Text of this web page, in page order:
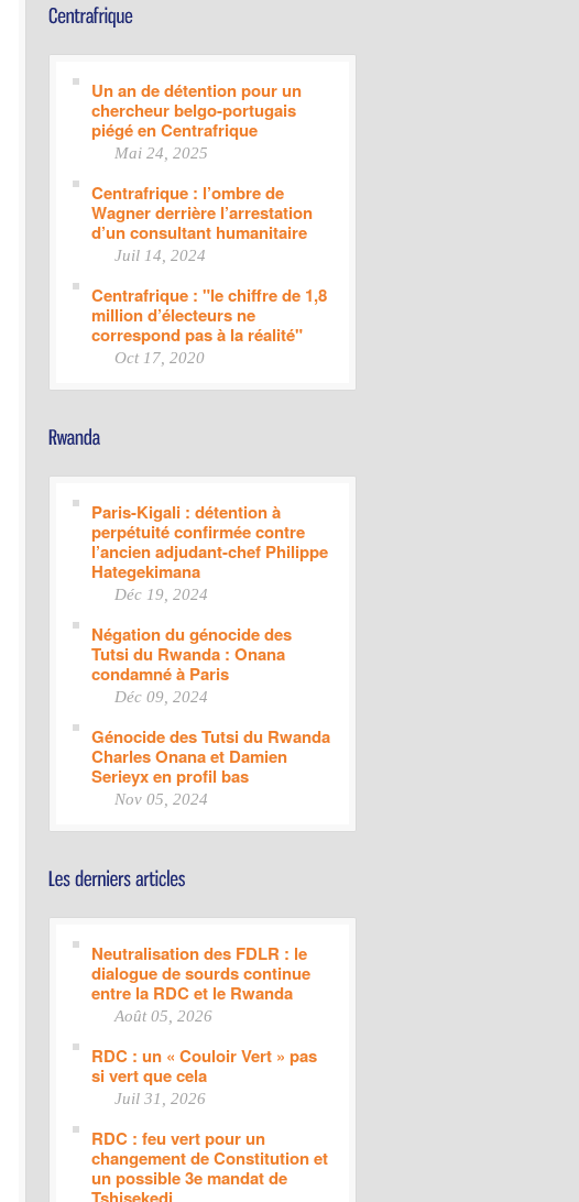
Un an de détention pour un
chercheur belgo-portugais
piégé en Centrafrique
Mai 24, 2025
Centrafrique : l’ombre de
Wagner derrière l’arrestation
d’un consultant humanitaire
Juil 14, 2024
Centrafrique : "le chiffre de 1,8
million d’électeurs ne
correspond pas à la réalité"
Oct 17, 2020
Paris-Kigali : détention à
perpétuité confirmée contre
l’ancien adjudant-chef Philippe
Hategekimana
Déc 19, 2024
Négation du génocide des
Tutsi du Rwanda : Onana
condamné à Paris
Déc 09, 2024
Génocide des Tutsi du Rwanda
Charles Onana et Damien
Serieyx en profil bas
Nov 05, 2024
Neutralisation des FDLR : le
dialogue de sourds continue
entre la RDC et le Rwanda
Août 05, 2026
RDC : un « Couloir Vert » pas
si vert que cela
Juil 31, 2026
RDC : feu vert pour un
changement de Constitution et
un possible 3e mandat de